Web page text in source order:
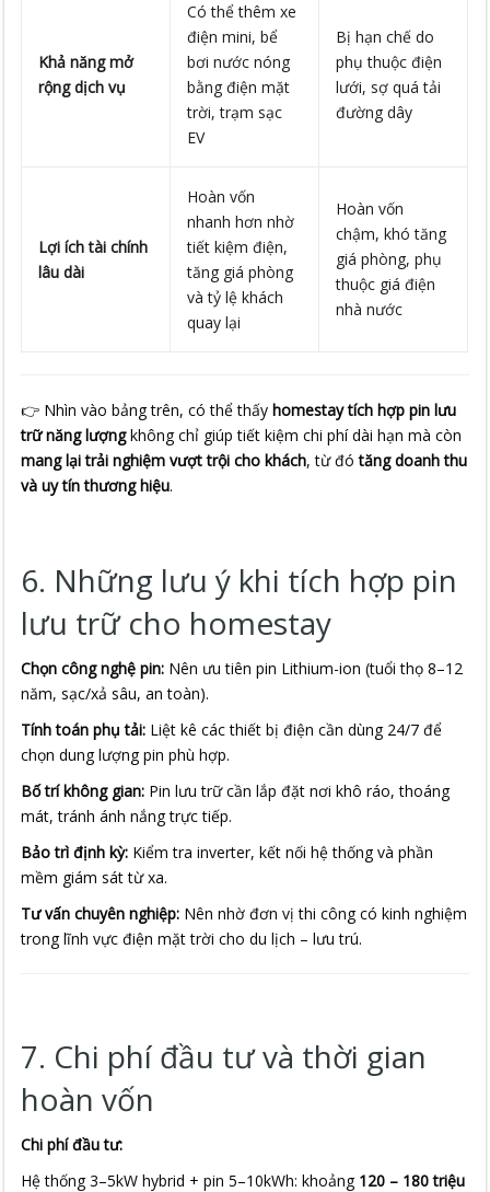
Khả năng mở
rộng dịch vụ
Có thể thêm xe
điện mini, bể
bơi nước nóng
bằng điện mặt
trời, trạm sạc
EV
Bị hạn chế do
phụ thuộc điện
lưới, sợ quá tải
đường dây
Lợi ích tài chính
lâu dài
Hoàn vốn
nhanh hơn nhờ
tiết kiệm điện,
tăng giá phòng
và tỷ lệ khách
quay lại
Hoàn vốn
chậm, khó tăng
giá phòng, phụ
thuộc giá điện
nhà nước
👉 Nhìn vào bảng trên, có thể thấyhomestay tích hợp pin lưu
trữ năng lượngkhông chỉ giúp tiết kiệm chi phí dài hạn mà còn
mang lại trải nghiệm vượt trội cho khách, từ đótăng doanh thu
và uy tín thương hiệu.
6. Những lưu ý khi tích hợp pin
lưu trữ cho homestay
Chọn công nghệ pin: Nên ưu tiên pin Lithium-ion (tuổi thọ 8–12
năm, sạc/xả sâu, an toàn).
Tính toán phụ tải: Liệt kê các thiết bị điện cần dùng 24/7 để
chọn dung lượng pin phù hợp.
Bố trí không gian: Pin lưu trữ cần lắp đặt nơi khô ráo, thoáng
mát, tránh ánh nắng trực tiếp.
Bảo trì định kỳ: Kiểm tra inverter, kết nối hệ thống và phần
mềm giám sát từ xa.
Tư vấn chuyên nghiệp: Nên nhờ đơn vị thi công có kinh nghiệm
trong lĩnh vực điện mặt trời cho du lịch – lưu trú.
7. Chi phí đầu tư và thời gian
hoàn vốn
Chi phí đầu tư:
Hệ thống 3–5kW hybrid + pin 5–10kWh: khoảng 120 – 180 triệu